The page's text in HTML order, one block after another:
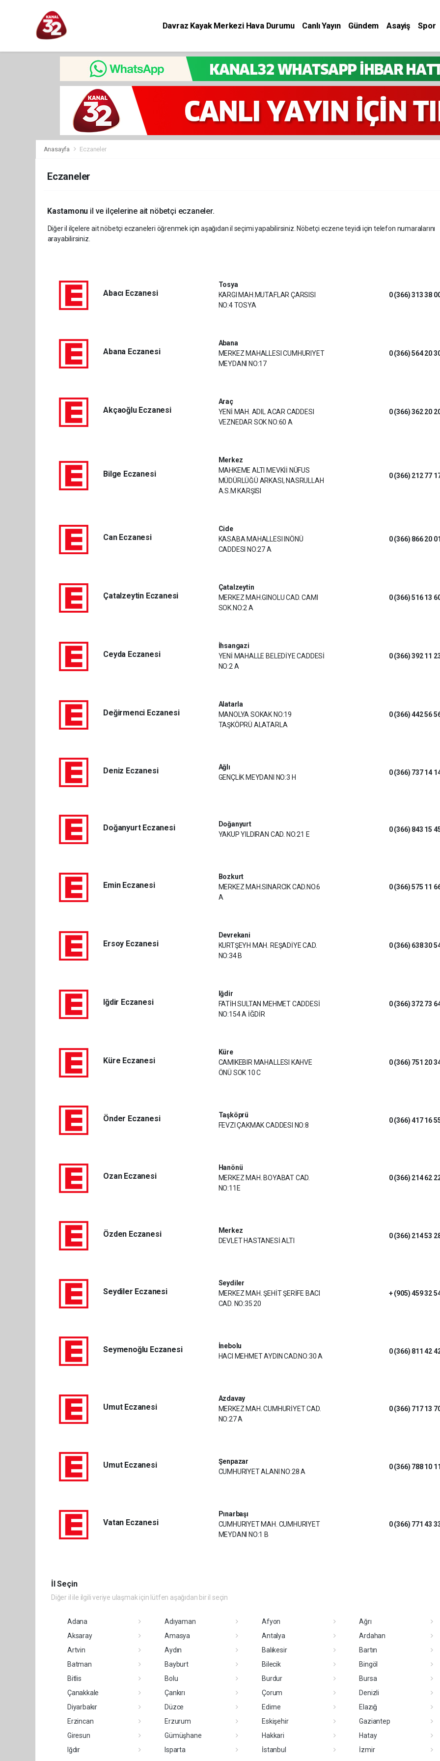
Davraz Kayak Merkezi Hava Durumu Canlı Yayın Gündem Asayiş Spor
Anasayfa Eczaneler
Eczaneler
Kastamonu il ve ilçelerine ait nöbetçi eczaneler.
Diğer il ilçelere ait nöbetçi eczaneleri öğrenmek için aşağıdan il seçimi yapabilirsiniz. Nöbetçi eczene teyidi için telefon numaralarını
arayabilirsiniz.
Abacı Eczanesi
Tosya
KARGI MAH.MUTAFLAR ÇARSISI
NO:4 TOSYA
0 (366) 313 38
Abana Eczanesi
Abana
MERKEZ MAHALLESI CUMHURIYET
MEYDANI NO:17
0 (366) 564 20
Akçaoğlu Eczanesi
Araç
YENİ MAH. ADIL ACAR CADDESI
VEZNEDAR SOK NO:60 A
0 (366) 362 20
Bilge Eczanesi
Merkez
MAHKEME ALTI MEVKİİ NÜFUS
MÜDÜRLÜĞÜ ARKASI, NASRULLAH
A.S.M KARŞISI
0 (366) 212 77
Can Eczanesi
Cide
KASABA MAHALLESI INÖNÜ
CADDESI NO:27 A
0 (366) 866 20 01
Çatalzeytin Eczanesi
Çatalzeytin
MERKEZ MAH.GINOLU CAD. CAMI
SOK.NO:2 A
0 (366) 516 13
Ceyda Eczanesi
İhsangazi
YENİ MAHALLE BELEDİYE CADDESİ
NO:2 A
0 (366) 392 11
Değirmenci Eczanesi
Alatarla
MANOLYA SOKAK NO:19
TAŞKÖPRÜ ALATARLA
0 (366) 442 56
Deniz Eczanesi
Ağlı
GENÇLİK MEYDANI NO:3 H
0 (366) 737 14
Doğanyurt Eczanesi
Doğanyurt
YAKUP YILDIRAN CAD. NO:21 E
0 (366) 843 15
Emin Eczanesi
Bozkurt
MERKEZ MAH.SINARCIK CAD.NO.6
A
0 (366) 575 11
Ersoy Eczanesi
Devrekani
KURTŞEYH MAH. REŞADİYE CAD.
NO:34 B
0 (366) 638 30
Iğdir Eczanesi
Iğdir
FATİH SULTAN MEHMET CADDESİ
NO:154 A İĞDİR
0 (366) 372 73
Küre Eczanesi
Küre
CAMIKEBIR MAHALLESI KAHVE
ÖNÜ SOK 10 C
0 (366) 751 20
Önder Eczanesi
Taşköprü
FEVZI ÇAKMAK CADDESI NO:8
0 (366) 417 16
Ozan Eczanesi
Hanönü
MERKEZ MAH. BOYABAT CAD.
NO:11E
0 (366) 214 62
Özden Eczanesi
Merkez
DEVLET HASTANESİ ALTI
0 (366) 214 53
Seydiler Eczanesi
Seydiler
MERKEZ MAH. ŞEHİT ŞERİFE BACI
CAD. NO:35 20
+ (905) 459 32
Seymenoğlu Eczanesi
İnebolu
HACI MEHMET AYDIN CAD.NO:30 A
0 (366) 811 42
Umut Eczanesi
Azdavay
MERKEZ MAH. CUMHURİYET CAD.
NO:27 A
0 (366) 717 13
Umut Eczanesi
Şenpazar
CUMHURIYET ALANI NO:28 A
0 (366) 788 10 11
Vatan Eczanesi
Pınarbaşı
CUMHURIYET MAH. CUMHURIYET
MEYDANI NO:1 B
0 (366) 771 43
İl Seçin
Diğer il ile ilgili veriye ulaşmak için lütfen aşağıdan bir il seçin
Adana Adıyaman Afyon
Ağrı
Aksaray
Amasya Antalya
Ardahan
Artvin
Aydın Balıkesir
Bartın
Batman
Bayburt Bilecik
Bingöl
Bitlis
Bolu Burdur
Bursa
Çanakkale
Çankırı Çorum
Denizli
Diyarbakır
Düzce Edirne
Elazığ
Erzincan
Erzurum Eskişehir
Gaziantep
Giresun
Gümüşhane Hakkari
Hatay
Iğdır
Isparta İstanbul
İzmir